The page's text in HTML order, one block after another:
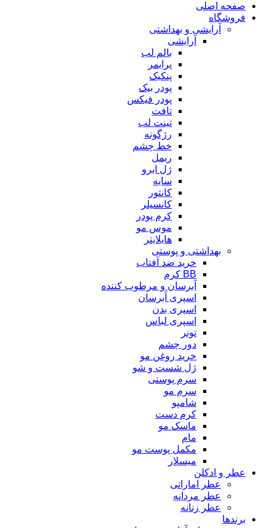
صفحه اصلی
فروشگاه
آرایشی و بهداشتی
آرایشی
بالم لب
پرایمر
پنکیک
پودر بیک
پودر فیکس
تافت
تینت لب
رژگونه
خط چشم
ریمل
ژل ابرو
سایه
کانتور
کانسیلر
کرم پودر
موس مو
هایلایتر
بهداشتی و پوستی
خرید ضد آفتاب
BB کرم
آبرسان و مرطوب کننده
اسپری آبرسان
اسپری بدن
اسپری لباس
تونر
دور چشم
خرید روغن مو
ژل شست و شو
سرم پوستی
سرم مو
شامپو
کرم دست
ماسک مو
مام
مکمل پوست مو
میسلار
عطر و ادکلن
عطر اماراتی
عطر مردانه
عطر زنانه
برندها